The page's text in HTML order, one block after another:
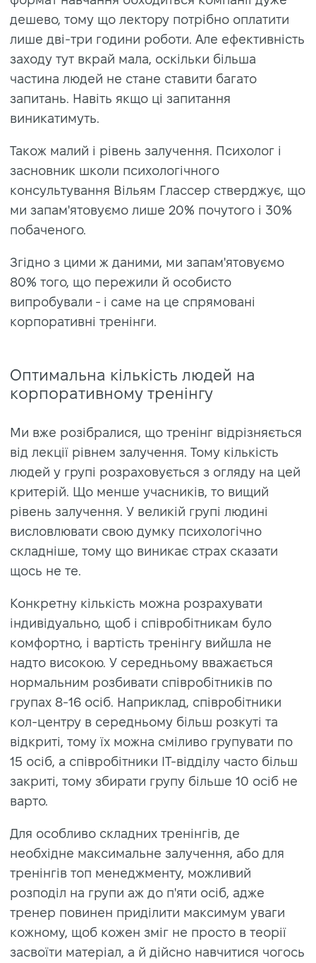
дешево, тому що лектору потрібно оплатити
лише дві-три години роботи. Але ефективність
заходу тут вкрай мала, оскільки більша
частина людей не стане ставити багато
запитань. Навіть якщо ці запитання
виникатимуть.
Також малий і рівень залучення. Психолог і
засновник школи психологічного
консультування Вільям Глассер стверджує, що
ми запам'ятовуємо лише 20% почутого і 30%
побаченого.
Згідно з цими ж даними, ми запам'ятовуємо
80% того, що пережили й особисто
випробували - і саме на це спрямовані
корпоративні тренінги.
Оптимальна кількість людей на
корпоративному тренінгу
Ми вже розібралися, що тренінг відрізняється
від лекції рівнем залучення. Тому кількість
людей у групі розраховується з огляду на цей
критерій. Що менше учасників, то вищий
рівень залучення. У великій групі людині
висловлювати свою думку психологічно
складніше, тому що виникає страх сказати
щось не те.
Конкретну кількість можна розрахувати
індивідуально, щоб і співробітникам було
комфортно, і вартість тренінгу вийшла не
надто високою. У середньому вважається
нормальним розбивати співробітників по
групах 8-16 осіб. Наприклад, співробітники
кол-центру в середньому більш розкуті та
відкриті, тому їх можна сміливо групувати по
15 осіб, а співробітники IT-відділу часто більш
закриті, тому збирати групу більше 10 осіб не
варто.
Для особливо складних тренінгів, де
необхідне максимальне залучення, або для
тренінгів топ менеджменту, можливий
розподіл на групи аж до п'яти осіб, адже
тренер повинен приділити максимум уваги
кожному, щоб кожен зміг не просто в теорії
засвоїти матеріал, а й дійсно навчитися чогось